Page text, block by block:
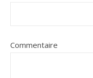
Commentaire